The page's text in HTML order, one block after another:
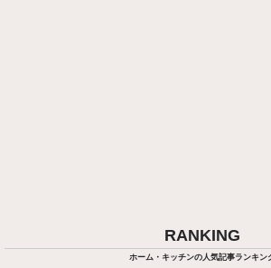
RANKING
ホーム・キッチンの人気記事ランキン